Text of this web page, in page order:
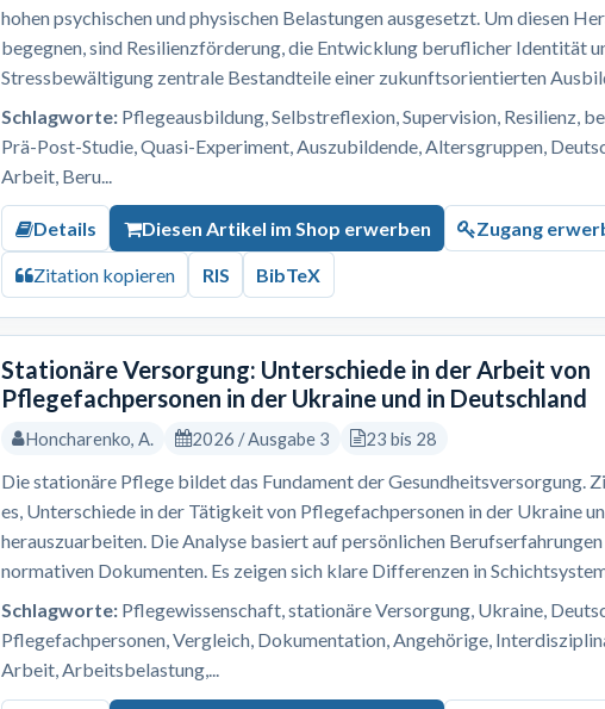
hohen psychischen und physischen Belastungen ausgesetzt. Um diesen
begegnen, sind Resilienzförderung, die Entwicklung beruflicher Identität
Stressbewältigung zentrale Bestandteile einer zukunftsorientierten
Schlagworte: Pflegeausbildung, Selbstreflexion, Supervision, Resilienz,
Prä-Post-Studie, Quasi-Experiment, Auszubildende, Altersgruppen,
Arbeit, Beru...
Details Diesen Artikel im Shop erwerben Zugang
Zitation kopieren RIS BibTeX
Stationäre Versorgung: Unterschiede in der Arbeit von
Pflegefachpersonen in der Ukraine und in Deutschland
Honcharenko, A. 2026 / Ausgabe 3 23 bis 28
Die stationäre Pflege bildet das Fundament der Gesundheitsversorgung.
es, Unterschiede in der Tätigkeit von Pflegefachpersonen in der Ukraine
herauszuarbeiten. Die Analyse basiert auf persönlichen
normativen Dokumenten. Es zeigen sich klare Differenzen in
Schlagworte: Pflegewissenschaft, stationäre Versorgung, Ukraine,
Pflegefachpersonen, Vergleich, Dokumentation, Angehörige,
Arbeit, Arbeitsbelastung,...